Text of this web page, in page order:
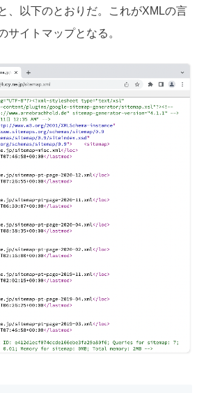
、以下のとおりだ。これがXMLの言
サイトマップとなる。